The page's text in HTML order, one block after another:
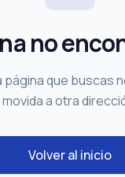
no
página que buscas
movida a otra
Volver al inicio